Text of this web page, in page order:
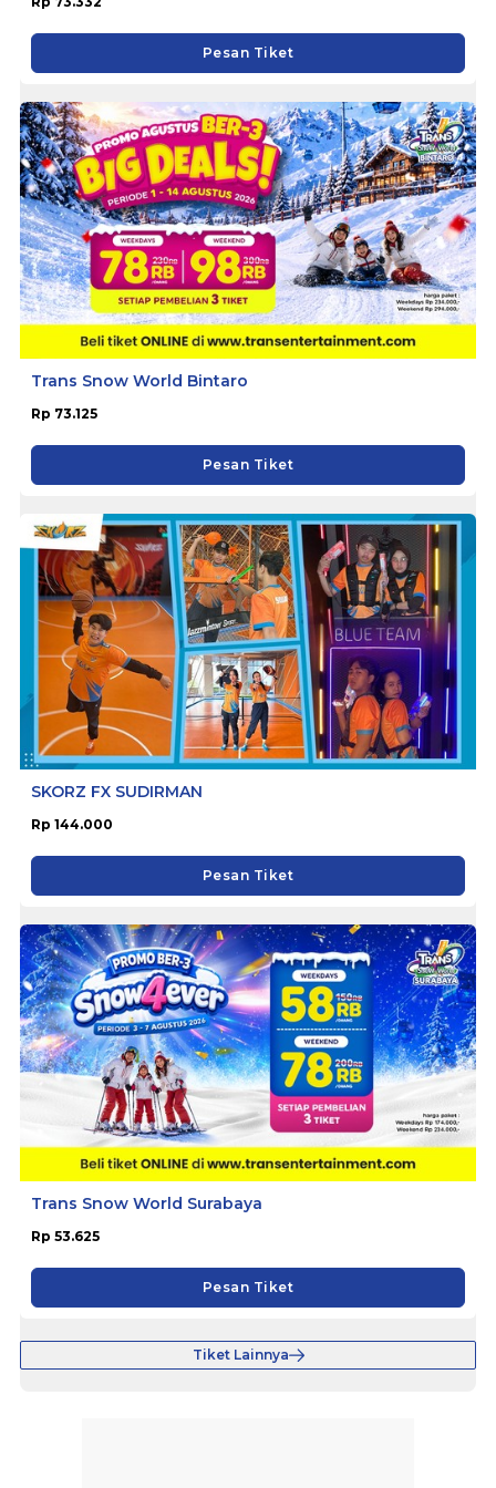
Pesan Tiket
Trans Snow World Bintaro
Rp 73.125
Pesan Tiket
SKORZ FX SUDIRMAN
Rp 144.000
Pesan Tiket
Trans Snow World Surabaya
Rp 53.625
Pesan Tiket
Tiket Lainnya